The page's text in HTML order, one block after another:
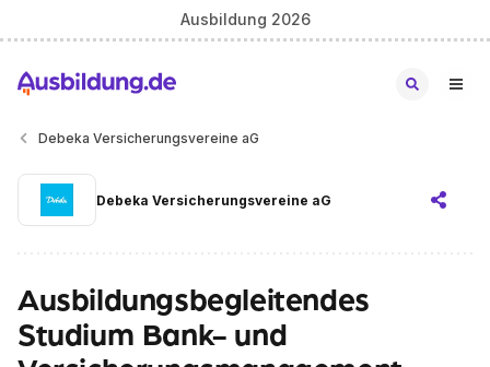
Ausbildung 2026
Debeka Versicherungsvereine aG
Debeka Versicherungsvereine aG
Ausbildungsbegleitendes
Studium Bank- und